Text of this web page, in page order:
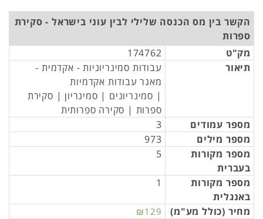
הקשר בין מס הכנסה שלילי לבין עוני בישראל - סקירת
ספרות
מק"ט
174762
תיאור
עבודות סמינריוניות - אקדמית -
מאגר עבודות אקדמיות
| סמינריונים | סמינריון | סקירת
ספרות | סקירה ספרותית
מספר עמודים
3
מספר מילים
973
מספר מקורות
בעברית
5
מספר מקורות
באנגלית
1
מחיר (כולל מע"מ) ₪129